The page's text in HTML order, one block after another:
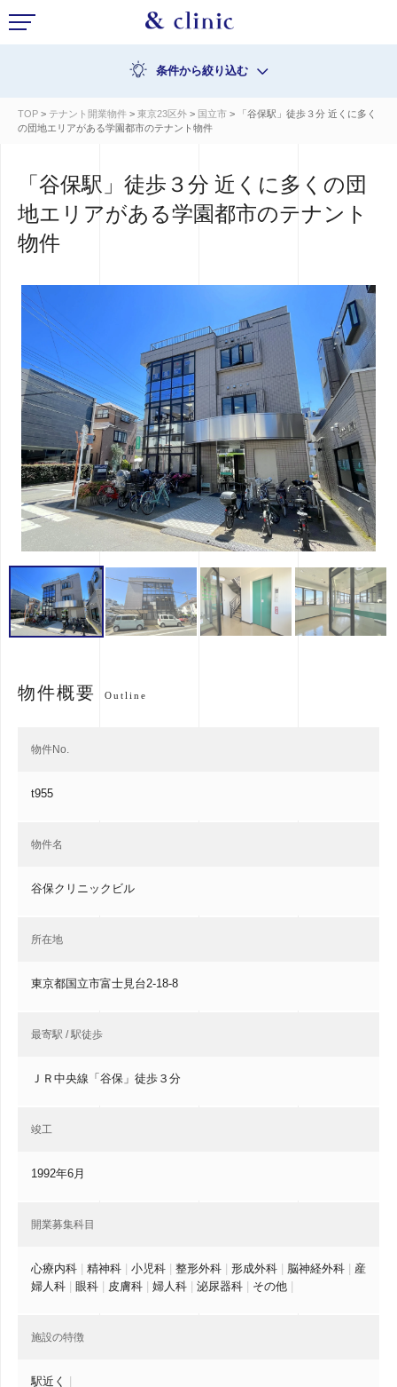
条件から絞り込む
TOP > テナント開業物件 > 東京23区外 > 国立市 > 「谷保駅」徒歩３分 近くに多く
の団地エリアがある学園都市のテナント物件
「谷保駅」徒歩３分 近くに多くの団
地エリアがある学園都市のテナント
物件
物件概要 Outline
物件No.
t955
物件名
谷保クリニックビル
所在地
東京都国立市富士見台2-18-8
最寄駅 / 駅徒歩
ＪＲ中央線「谷保」徒歩３分
竣工
1992年6月
開業募集科目
心療内科 精神科 小児科 整形外科 形成外科 脳神経外科
産
婦人科
眼科 皮膚科 婦人科 泌尿器科 その他
施設の特徴
駅近く